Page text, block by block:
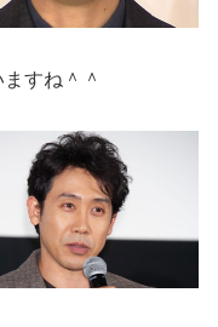
すね＾＾